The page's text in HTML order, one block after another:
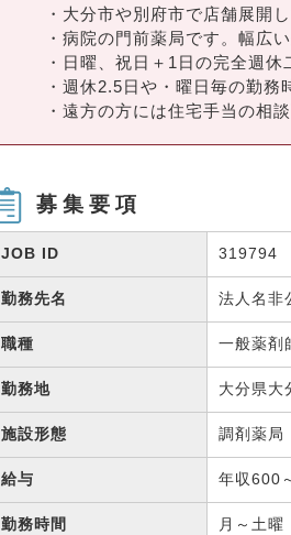
・大分市や別府市で店舗展開
・病院の門前薬局です。幅広
・日曜、祝日＋1日の完全週休
・週休2.5日や・曜日毎の勤務
・遠方の方には住宅手当の相談
募集要項
JOB ID 319794
勤務先名 法人名非
職種 一般薬剤
勤務地 大分県大
施設形態 調剤薬局
給与 年収600
勤務時間 月～土